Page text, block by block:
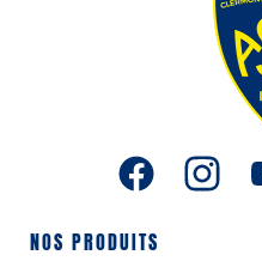
NOS PRODUITS